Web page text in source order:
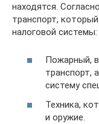
находятся.
транспорт,
налоговой системы:
Пожарный,
транспорт,
систему
Техника,
и оружие.